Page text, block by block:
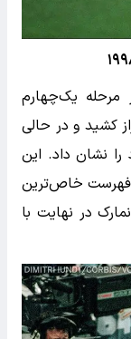
مرحله یک‌چهارم
کشید و در حالی
نشان داد. این
فهرست خاص‌ترین
در نهایت با